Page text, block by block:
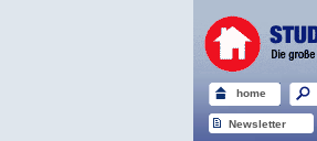
home
Newsletter